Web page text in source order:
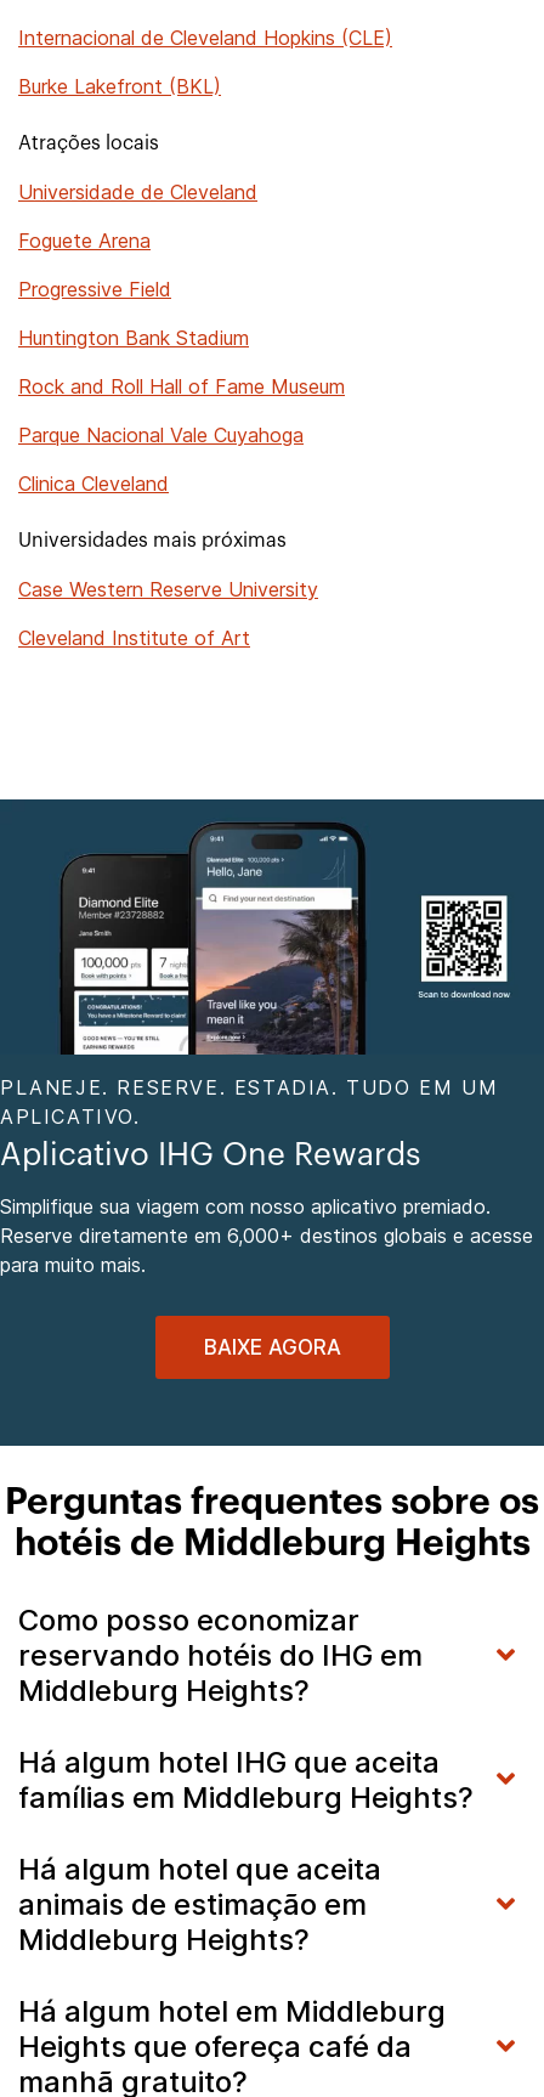
Internacional de Cleveland Hopkins (CLE)
Burke Lakefront (BKL)
Atrações locais
Universidade de Cleveland
Foguete Arena
Progressive Field
Huntington Bank Stadium
Rock and Roll Hall of Fame Museum
Parque Nacional Vale Cuyahoga
Clinica Cleveland
Universidades mais próximas
Case Western Reserve University
Cleveland Institute of Art
PLANEJE. RESERVE. ESTADIA. TUDO EM UM
APLICATIVO.
Aplicativo IHG One Rewards
Simplifique sua viagem com nosso aplicativo premiado.
Reserve diretamente em 6,000+ destinos globais e acesse
para muito mais.
BAIXE AGORA
Perguntas frequentes sobre os
hotéis de Middleburg Heights
Como posso economizar
reservando hotéis do IHG em
Middleburg Heights?
Há algum hotel IHG que aceita
famílias em Middleburg Heights?
Há algum hotel que aceita
animais de estimação em
Middleburg Heights?
Há algum hotel em Middleburg
Heights que ofereça café da
manhã gratuito?